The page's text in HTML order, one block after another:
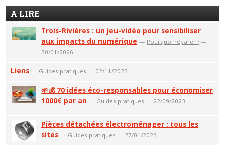
A LIRE
Trois-Rivières : un jeu-vidéo pour sensibiliser
aux impacts du numérique — Pourquoi réparer ? —
30/01/2026
Liens — Guides pratiques — 02/11/2023
🌱💰 70 idées éco-responsables pour économiser
1000€ par an — Guides pratiques — 22/09/2023
Pièces détachées électroménager : tous les
sites — Guides pratiques — 27/01/2023